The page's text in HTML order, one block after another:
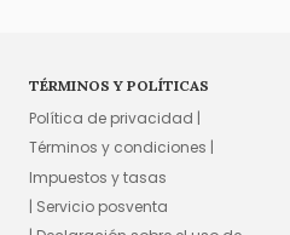
TÉRMINOS Y POLÍTICAS
Política de privacidad |
Términos y condiciones |
Impuestos y tasas
| Servicio posventa